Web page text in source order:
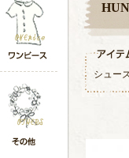
シュー